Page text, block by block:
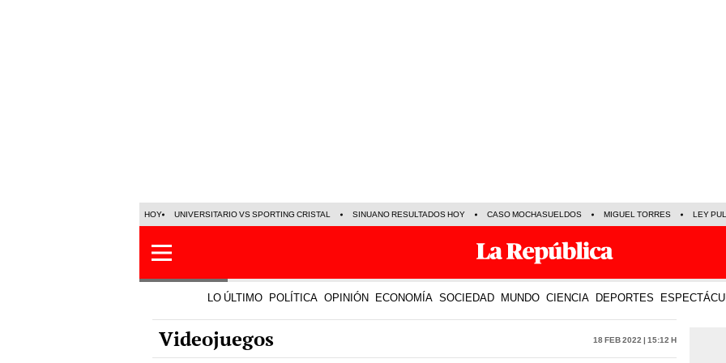
HOY UNIVERSITARIO VS SPORTING CRISTAL SINUANO RESULTADOS HOY CASO MOCHASUELDOS MIGUEL TORRES LEY
LO ÚLTIMO POLÍTICA OPINIÓN ECONOMÍA SOCIEDAD MUNDO CIENCIA DEPORTES
Videojuegos 18 Feb 2022 | 15:12 h